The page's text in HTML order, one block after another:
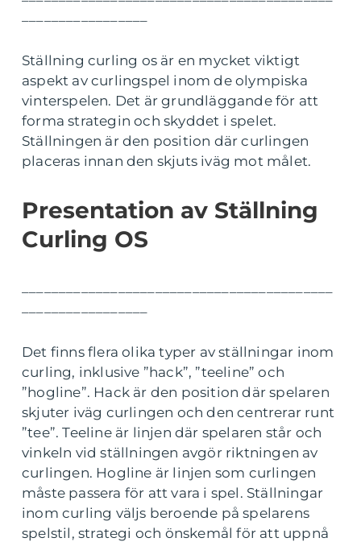
Ställning curling os är en mycket viktigt
aspekt av curlingspel inom de olympiska
vinterspelen. Det är grundläggande för att
forma strategin och skyddet i spelet.
Ställningen är den position där curlingen
placeras innan den skjuts iväg mot målet.
Presentation av Ställning
Curling OS
Det finns flera olika typer av ställningar inom
curling, inklusive ”hack”, ”teeline” och
”hogline”. Hack är den position där spelaren
skjuter iväg curlingen och den centrerar runt
”tee”. Teeline är linjen där spelaren står och
vinkeln vid ställningen avgör riktningen av
curlingen. Hogline är linjen som curlingen
måste passera för att vara i spel. Ställningar
inom curling väljs beroende på spelarens
spelstil, strategi och önskemål för att uppnå